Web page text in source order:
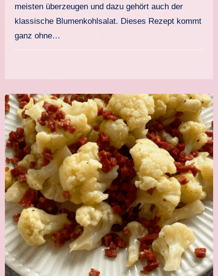
meisten überzeugen und dazu gehört auch der
klassische Blumenkohlsalat. Dieses Rezept kommt
ganz ohne…